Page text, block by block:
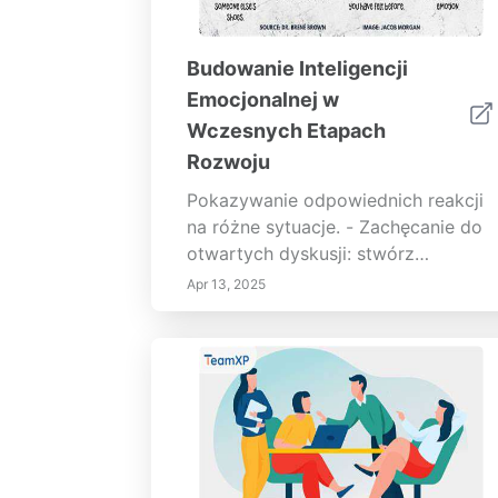
Budowanie Inteligencji
Emocjonalnej w
Wczesnych Etapach
Rozwoju
Pokazywanie odpowiednich reakcji
na różne sytuacje. - Zachęcanie do
otwartych dyskusji: stwórz
przestrzeń dla dzieci, aby mogły
porozmawiać o swoich uczuciach. -
z odpowiednich do wieku książek i
gier, które promują naukę
emocjonalną. Odpowiedzialność
szkołyInstytucje edukacyjne mogą
zwiększyć inteligencję emocjonalną
uczniów dzięki programom
Apr 13, 2025